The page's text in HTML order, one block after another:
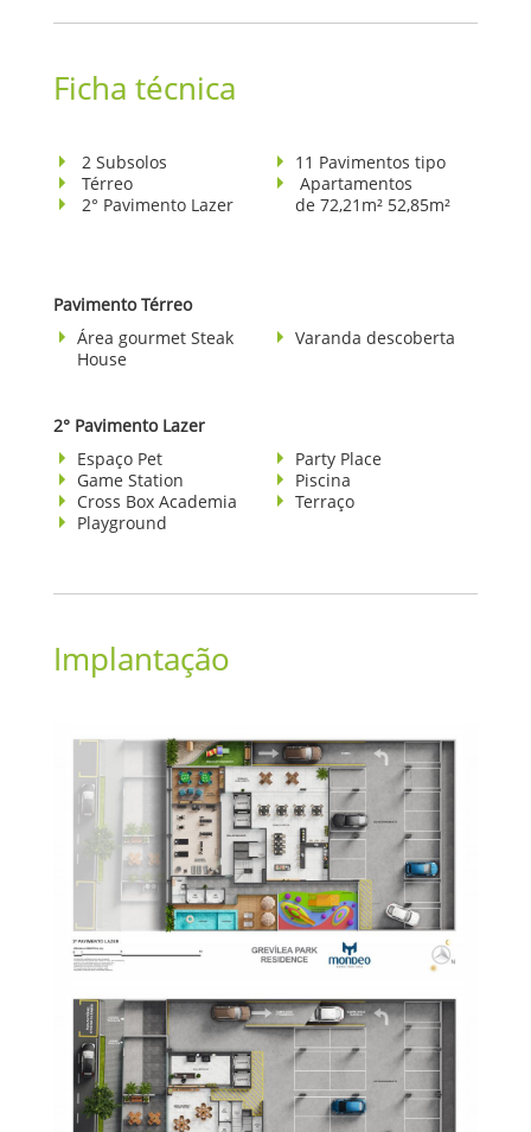
Ficha técnica
2 Subsolos
Térreo
2° Pavimento Lazer
11 Pavimentos tipo
Apartamentos
de 72,21m² 52,85m²
Pavimento Térreo
Área gourmet Steak
House
Varanda descoberta
2° Pavimento Lazer
Espaço Pet
Game Station
Cross Box Academia
Playground
Party Place
Piscina
Terraço
Implantação